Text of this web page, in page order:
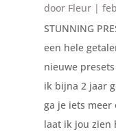
door Fleur|
STUNNING
een hele
nieuwe
ik bijna 2 jaar
ga je iets meer
laat ik jou zien